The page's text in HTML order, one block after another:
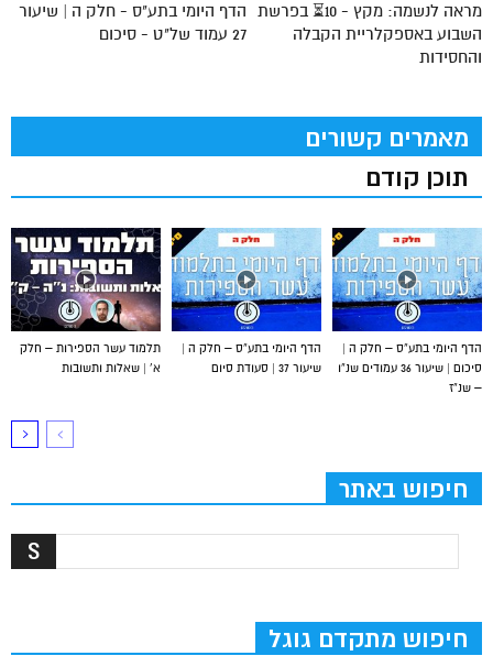
הדף היומי בתע"ס - חלק ה | שיעור
27 עמוד של"ט - סיכום
מראה לנשמה: מקץ - 10⏳ בפרשת
השבוע באספקלריית הקבלה
והחסידות
מאמרים קשורים
תוכן קודם
תלמוד עשר הספירות – חלק
א’ | שאלות ותשובות
הדף היומי בתע”ס – חלק ה |
שיעור 37 | סעודת סיום
הדף היומי בתע”ס – חלק ה |
סיכום | שיעור 36 עמודים שנ”ו
– שנ”ז
חיפוש באתר
חיפוש מתקדם גוגל